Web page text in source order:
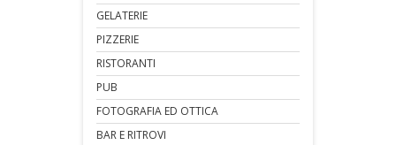
GELATERIE
PIZZERIE
RISTORANTI
PUB
FOTOGRAFIA ED OTTICA
BAR E RITROVI